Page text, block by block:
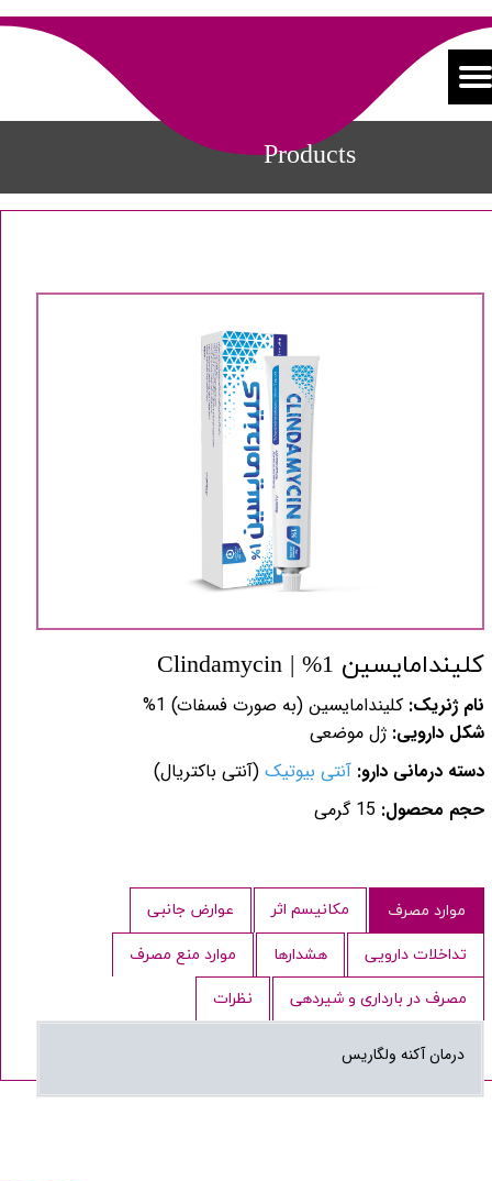
Products
کلیندامایسین 1% | Clindamycin
نام ژنریک: کلیندامایسین (به صورت فسفات) 1%
شکل دارویی: ژل موضعی
دسته درمانی دارو: آنتی بیوتیک (آنتی باکتریال)
حجم محصول:
موارد مصرف مکانیسم اثر عوارض جانبی
تداخلات دارویی هشدارها موارد منع مصرف
مصرف در بارداری و شیردهی نظرات
درمان آکنه ولگاریس